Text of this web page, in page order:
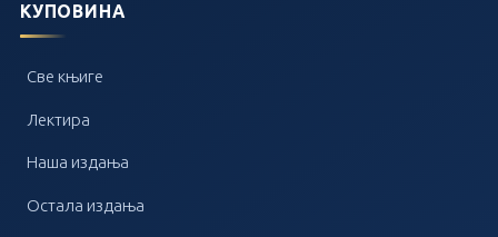
КУПОВИНА
Све књиге
Лектира
Наша издања
Остала издања